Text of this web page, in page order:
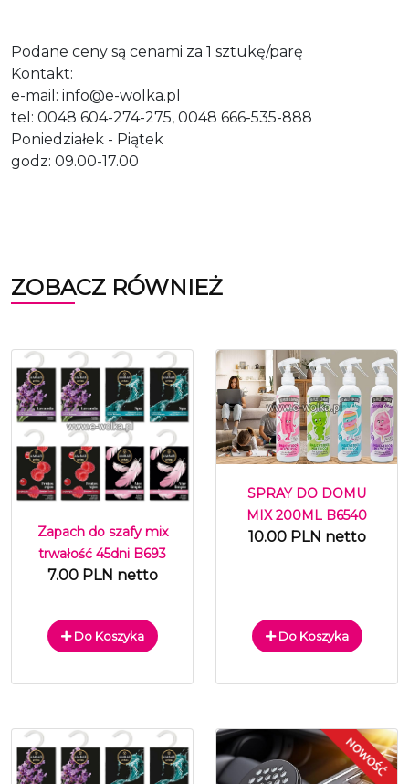
Podane ceny są cenami za 1 sztukę/parę
Kontakt:
e-mail: info@e-wolka.pl
tel: 0048 604-274-275, 0048 666-535-888
Poniedziałek - Piątek
godz: 09.00-17.00
ZOBACZ RÓWNIEŻ
Zapach do szafy mix
trwałość 45dni B693
7.00 PLN netto
Do Koszyka
SPRAY DO DOMU
MIX 200ML B6540
10.00 PLN netto
Do Koszyka